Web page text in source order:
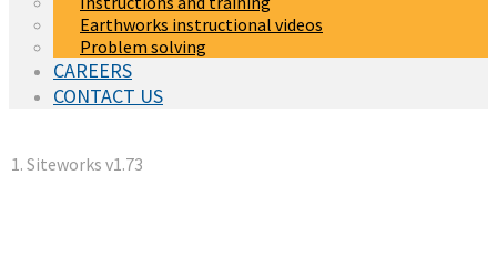
Earthworks instructional videos
Problem solving
CAREERS
CONTACT US
You are here:
Siteworks v1.73